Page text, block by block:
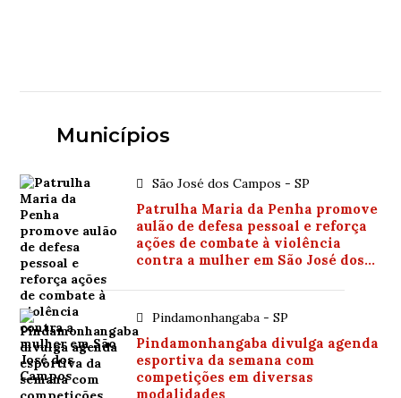
Municípios
São José dos Campos - SP
Patrulha Maria da Penha promove
aulão de defesa pessoal e reforça
ações de combate à violência
contra a mulher em São José dos
Pindamonhangaba - SP
Pindamonhangaba divulga agenda
esportiva da semana com
competições em diversas
modalidades